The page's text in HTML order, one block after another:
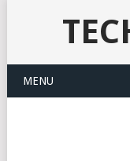
MENU